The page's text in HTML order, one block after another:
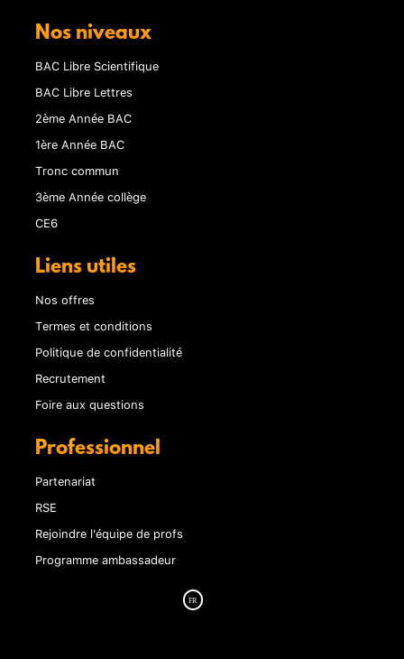
Nos niveaux
BAC Libre Scientifique
BAC Libre Lettres
2ème Année BAC
1ère Année BAC
Tronc commun
3ème Année collège
CE6
Liens utiles
Nos offres
Termes et conditions
Politique de confidentialité
Recrutement
Foire aux questions
Professionnel
Partenariat
RSE
Rejoindre l'équipe de profs
Programme ambassadeur